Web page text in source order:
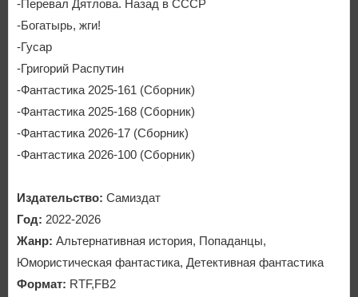
-Перевал Дятлова. Назад в СССР
-Богатырь, жги!
-Гусар
-Григорий Распутин
-Фантастика 2025-161 (Сборник)
-Фантастика 2025-168 (Сборник)
-Фантастика 2026-17 (Сборник)
-Фантастика 2026-100 (Сборник)
Издательство: Самиздат
Год: 2022-2026
Жанр: Альтернативная история, Попаданцы,
Юмористическая фантастика, Детективная фантастика
Формат: RTF,FB2